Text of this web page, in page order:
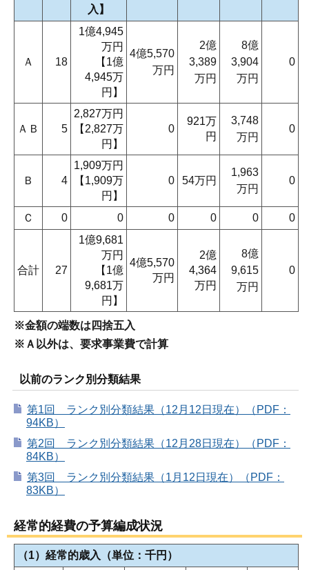
入】
Ａ 18
1億4,945
万円
【1億
4,945万
円】
4億5,570
万円
2億
3,389
万円
8億
3,904
万円
0
ＡＢ 5
2,827万円
【2,827万
円】
0
921万
円
3,748
万円
0
Ｂ 4
1,909万円
【1,909万
円】
0 54万円
1,963
万円
0
Ｃ 0 0 0 0 0 0
合計 27
1億9,681
万円
【1億
9,681万
円】
4億5,570
万円
2億
4,364
万円
8億
9,615
万円
0
※金額の端数は四捨五入
※Ａ以外は、要求事業費で計算
以前のランク別分類結果
第1回 ランク別分類結果（12月12日現在）（PDF：
94KB）
第2回 ランク別分類結果（12月28日現在）（PDF：
84KB）
第3回 ランク別分類結果（1月12日現在）（PDF：
83KB）
経常的経費の予算編成状況
（1）経常的歳入（単位：千円）